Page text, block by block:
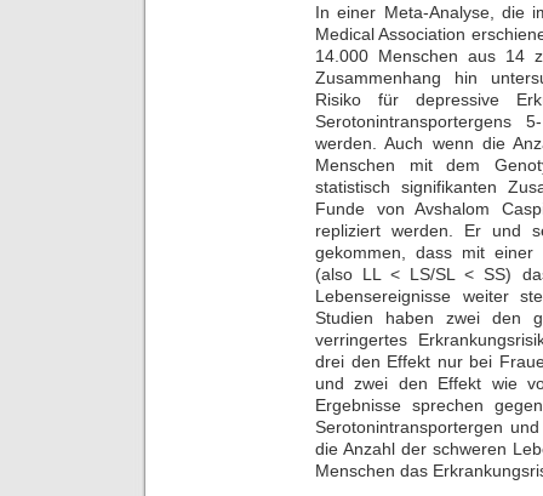
In einer Meta-Analyse, die
Medical Association
14.000 Menschen aus 14
Zusammenhang hin
Risiko für depressive
Serotonintransportergens
werden. Auch wenn die
Menschen mit dem
statistisch signifikanten
Funde von Avshalom
repliziert werden. Er und
gekommen, dass mit einer
(also LL < LS/SL < SS)
Lebensereignisse weiter
Studien haben zwei den
verringertes
drei den Effekt nur bei
und zwei den Effekt wie
Ergebnisse sprechen
Serotonintransportergen
die Anzahl der schweren
Menschen das